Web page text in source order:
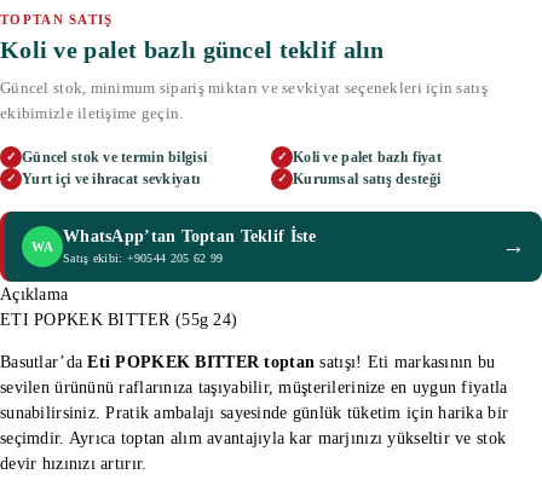
TOPTAN SATIŞ
Koli ve palet bazlı güncel teklif alın
Güncel stok, minimum sipariş miktarı ve sevkiyat seçenekleri için satış
ekibimizle iletişime geçin.
✓ Güncel stok ve termin bilgisi ✓ Koli ve palet bazlı fiyat
✓ Yurt içi ve ihracat sevkiyatı ✓ Kurumsal satış desteği
WA
WhatsApp’tan Toptan Teklif İste
Satış ekibi: +90544 205 62 99 →
Açıklama
ETI POPKEK BITTER (55g 24)
Basutlar’daEti POPKEK BITTER toptan satışı! Eti markasının bu
sevilen ürününü raflarınıza taşıyabilir, müşterilerinize en uygun fiyatla
sunabilirsiniz. Pratik ambalajı sayesinde günlük tüketim için harika bir
seçimdir. Ayrıca toptan alım avantajıyla kar marjınızı yükseltir ve stok
devir hızınızı artırır.